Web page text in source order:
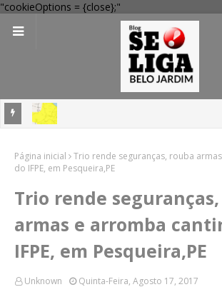
"cookieOptions = {close};"
alerta amarelo de vendaval
Página inicial
Trio rende seguranças, rouba
do IFPE, em Pesqueira,PE
Trio rende
armas e arromba
IFPE, em Pesqueira,PE
Unknown Quinta-Feira, Agosto 17, 2017